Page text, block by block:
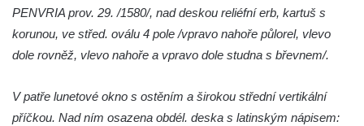
PENVRIA prov. 29. /1580/, nad deskou reliéfní erb, kartuš s
korunou, ve střed. oválu 4 pole /vpravo nahoře půlorel, vlevo
dole rovněž, vlevo nahoře a vpravo dole studna s břevnem/.
V patře lunetové okno s ostěním a širokou střední vertikální
příčkou. Nad ním osazena obdél. deska s latinským nápisem: